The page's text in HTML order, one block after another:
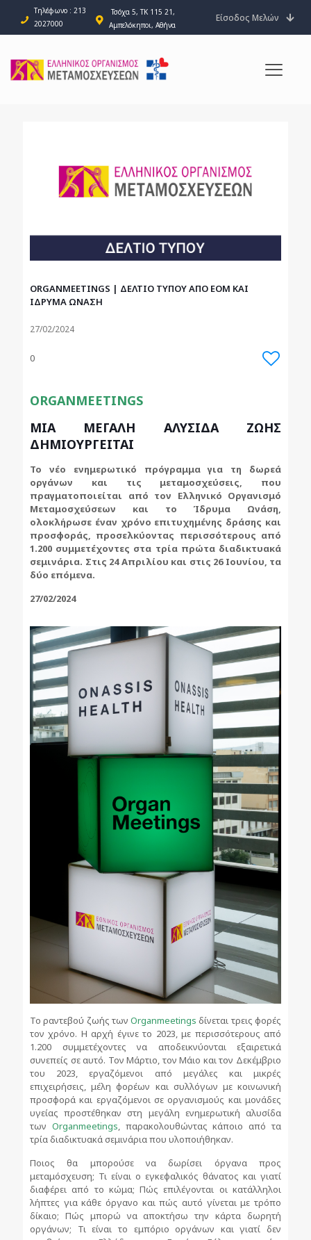
Τηλέφωνο : 213
2027000
Τσόχα 5, ΤΚ 115 21,
Αμπελόκηποι, Αθήνα
Είσοδος Μελών
ORGANMEETINGS | ΔΕΛΤΙΟ ΤΥΠΟΥ ΑΠΟ ΕΟΜ ΚΑΙ
ΙΔΡΥΜΑ ΩΝΑΣΗ
27/02/2024
0
ORGANMEETINGS
ΜΙΑ ΜΕΓΑΛΗ ΑΛΥΣΙΔΑ ΖΩΗΣ
ΔΗΜΙΟΥΡΓΕΙΤΑΙ
Το νέο ενημερωτικό πρόγραμμα για τη δωρεά
οργάνων και τις μεταμοσχεύσεις, που
πραγματοποιείται από τον Ελληνικό Οργανισμό
Μεταμοσχεύσεων και το Ίδρυμα Ωνάση,
ολοκλήρωσε έναν χρόνο επιτυχημένης δράσης και
προσφοράς, προσελκύοντας περισσότερους από
1.200 συμμετέχοντες στα τρία πρώτα διαδικτυακά
σεμινάρια. Στις 24 Απριλίου και στις 26 Ιουνίου, τα
δύο επόμενα.
27/02/2024
Το ραντεβού ζωής τωνOrganmeetings δίνεται τρεις φορές
τον χρόνο. Η αρχή έγινε το 2023, με περισσότερους από
1.200 συμμετέχοντες να αποδεικνύονται εξαιρετικά
συνεπείς σε αυτό. Τον Μάρτιο, τον Μάιο και τον Δεκέμβριο
του 2023, εργαζόμενοι από μεγάλες και μικρές
επιχειρήσεις, μέλη φορέων και συλλόγων με κοινωνική
προσφορά και εργαζόμενοι σε οργανισμούς και μονάδες
υγείας προστέθηκαν στη μεγάλη ενημερωτική αλυσίδα
των Organmeetings , παρακολουθώντας κάποιο από τα
τρία διαδικτυακά σεμινάρια που υλοποιήθηκαν.
Ποιος θα μπορούσε να δωρίσει όργανα προς
μεταμόσχευση; Τι είναι ο εγκεφαλικός θάνατος και γιατί
διαφέρει από το κώμα; Πώς επιλέγονται οι κατάλληλοι
λήπτες για κάθε όργανο και πώς αυτό γίνεται με τρόπο
δίκαιο; Πώς μπορώ να αποκτήσω την κάρτα δωρητή
οργάνων; Τι είναι το εμπόριο οργάνων και γιατί δεν